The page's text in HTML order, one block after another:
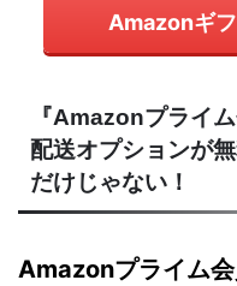
Amazonギ
『Amazonプライ
配送オプションが
だけじゃない！
Amazonプライム会